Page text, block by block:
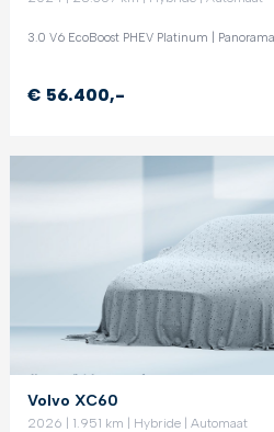
3.0 V6 EcoBoost PHEV Platinum |
€ 56.400,-
Volvo XC60
2026 | 1.951 km | Hybride | Automaat